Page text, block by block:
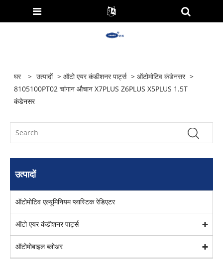
घर > उत्पादों >ऑटो एयर कंडीशनर पार्ट्स >ऑटोमोटिव कंडेनसर >
8105100PT02 चांगान औचान X7PLUS Z6PLUS X5PLUS 1.5T
कंडेनसर
उत्पादों
ऑटोमोटिव एल्यूमिनियम प्लास्टिक रेडिएटर
ऑटो एयर कंडीशनर पार्ट्स
ऑटोमोबाइल ब्लोअर